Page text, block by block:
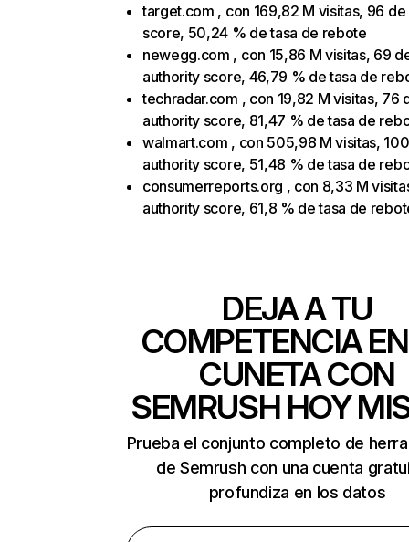
target.com , con 169,82 M visitas, 96
score, 50,24 % de tasa de rebote
newegg.com , con 15,86 M visitas, 69
authority score, 46,79 % de tasa de
techradar.com , con 19,82 M visitas, 76
authority score, 81,47 % de tasa de
walmart.com , con 505,98 M visitas,
authority score, 51,48 % de tasa de
consumerreports.org , con 8,33 M
authority score, 61,8 % de tasa de
DEJA A TU
COMPETENCIA
CUNETA CON
SEMRUSH HOY
Prueba el conjunto completo de
de Semrush con una cuenta
profundiza en los datos